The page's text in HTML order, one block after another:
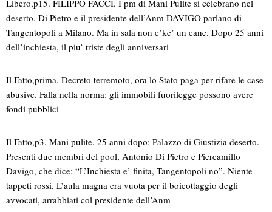
Libero,p15. FILIPPO FACCI. I pm di Mani Pulite si celebrano nel
deserto. Di Pietro e il presidente dell’Anm DAVIGO parlano di
Tangentopoli a Milano. Ma in sala non c’ke’ un cane. Dopo 25 anni
dell’inchiesta, il piu’ triste degli anniversari
Il Fatto,prima. Decreto terremoto, ora lo Stato paga per rifare le case
abusive. Falla nella norma: gli immobili fuorilegge possono avere
fondi pubblici
Il Fatto,p3. Mani pulite, 25 anni dopo: Palazzo di Giustizia deserto.
Presenti due membri del pool, Antonio Di Pietro e Piercamillo
Davigo, che dice: “L’Inchiesta e’ finita, Tangentopoli no”. Niente
tappeti rossi. L’aula magna era vuota per il boicottaggio degli
avvocati, arrabbiati col presidente dell’Anm